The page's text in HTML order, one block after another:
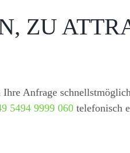
ZU
Anfrage
5494 9999 060 telefonisch